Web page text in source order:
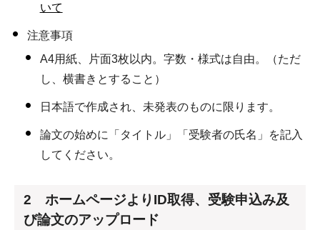
いて
注意事項
A4用紙、片面3枚以内。字数・様式は自由。（ただ
し、横書きとすること）
日本語で作成され、未発表のものに限ります。
論文の始めに「タイトル」「受験者の氏名」を記入
してください。
2 ホームページよりID取得、受験申込み及
び論文のアップロード